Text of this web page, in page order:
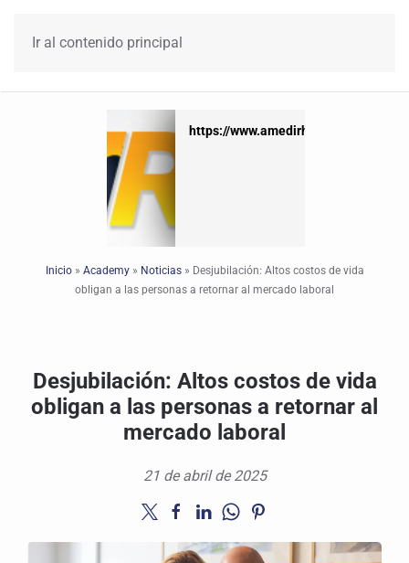
Ir al contenido principal
https://www.amedirh.com.mx
https://www.amedirh.com.mx
Inicio» Academy» Noticias» Desjubilación: Altos costos de vida
obligan a las personas a retornar al mercado laboral
Desjubilación: Altos costos de vida
obligan a las personas a retornar al
mercado laboral
21 de abril de 2025